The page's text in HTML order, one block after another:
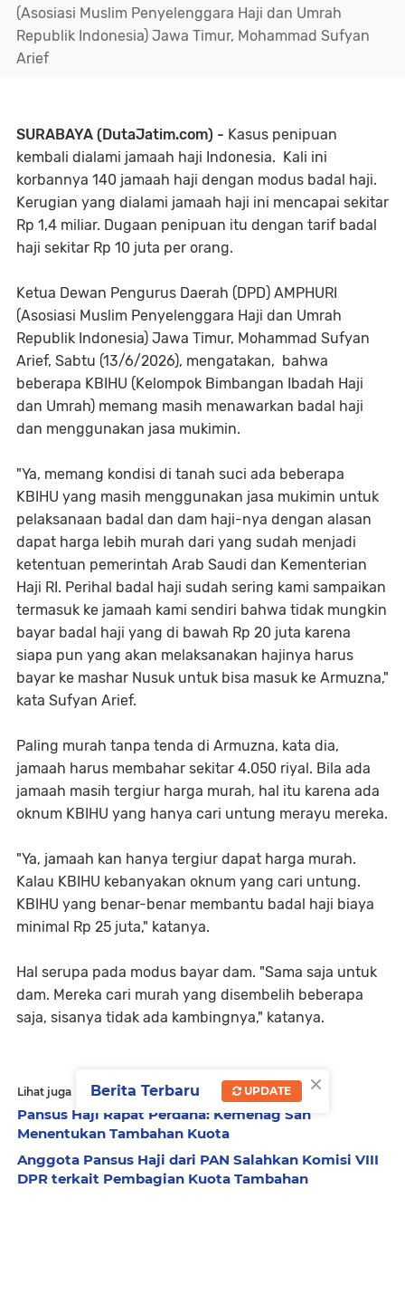
(Asosiasi Muslim Penyelenggara Haji dan Umrah
Republik Indonesia) Jawa Timur, Mohammad Sufyan
Arief
SURABAYA (DutaJatim.com) - Kasus penipuan
kembali dialami jamaah haji Indonesia. Kali ini
korbannya 140 jamaah haji dengan modus badal haji.
Kerugian yang dialami jamaah haji ini mencapai sekitar
Rp 1,4 miliar. Dugaan penipuan itu dengan tarif badal
haji sekitar Rp 10 juta per orang.
Ketua Dewan Pengurus Daerah (DPD) AMPHURI
(Asosiasi Muslim Penyelenggara Haji dan Umrah
Republik Indonesia) Jawa Timur, Mohammad Sufyan
Arief, Sabtu (13/6/2026), mengatakan, bahwa
beberapa KBIHU (Kelompok Bimbangan Ibadah Haji
dan Umrah) memang masih menawarkan badal haji
dan menggunakan jasa mukimin.
"Ya, memang kondisi di tanah suci ada beberapa
KBIHU yang masih menggunakan jasa mukimin untuk
pelaksanaan badal dan dam haji-nya dengan alasan
dapat harga lebih murah dari yang sudah menjadi
ketentuan pemerintah Arab Saudi dan Kementerian
Haji RI. Perihal badal haji sudah sering kami sampaikan
termasuk ke jamaah kami sendiri bahwa tidak mungkin
bayar badal haji yang di bawah Rp 20 juta karena
siapa pun yang akan melaksanakan hajinya harus
bayar ke mashar Nusuk untuk bisa masuk ke Armuzna,"
kata Sufyan Arief.
Paling murah tanpa tenda di Armuzna, kata dia,
jamaah harus membahar sekitar 4.050 riyal. Bila ada
jamaah masih tergiur harga murah, hal itu karena ada
oknum KBIHU yang hanya cari untung merayu mereka.
"Ya, jamaah kan hanya tergiur dapat harga murah.
Kalau KBIHU kebanyakan oknum yang cari untung.
KBIHU yang benar-benar membantu badal haji biaya
minimal Rp 25 juta," katanya.
Hal serupa pada modus bayar dam. "Sama saja untuk
dam. Mereka cari murah yang disembelih beberapa
saja, sisanya tidak ada kambingnya," katanya.
Lihat juga
Pansus Haji Rapat Perdana: Kemenag Sah
Menentukan Tambahan Kuota
Anggota Pansus Haji dari PAN Salahkan Komisi VIII
DPR terkait Pembagian Kuota Tambahan
×
Berita Terbaru UPDATE